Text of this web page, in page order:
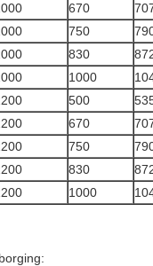
670
750
830
1000
500
670
750
830
1000